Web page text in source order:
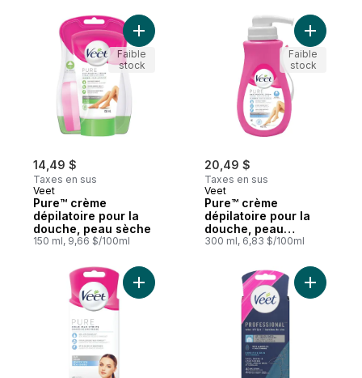
14,49 $
Taxes en sus
Veet
Pure™ crème
dépilatoire pour la
douche, peau sèche
150 ml, 9,66 $/100ml
Ajouter Pure™ crème dépilatoire pour la
Faible
stock
20,49 $
Taxes en sus
Veet
Pure™ crème
dépilatoire pour la
douche, peau
sensible
300 ml, 6,83 $/100ml
Ajouter
Faible
stock
Ajouter